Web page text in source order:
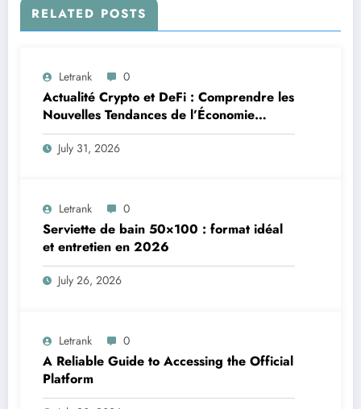
RELATED POSTS
Letrank 0
Actualité Crypto et DeFi : Comprendre les
Nouvelles Tendances de l’Économie
Numérique
July 31, 2026
Letrank 0
Serviette de bain 50×100 : format idéal
et entretien en 2026
July 26, 2026
Letrank 0
A Reliable Guide to Accessing the Official
Platform